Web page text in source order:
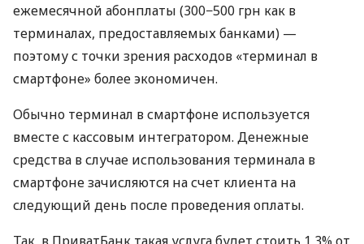
ежемесячной абонплаты (300−500 грн как в
терминалах, предоставляемых банками) —
поэтому с точки зрения расходов «терминал в
смартфоне» более экономичен.
Обычно терминал в смартфоне используется
вместе с кассовым интегратором. Денежные
средства в случае использования терминала в
смартфоне зачисляются на счет клиента на
следующий день после проведения оплаты.